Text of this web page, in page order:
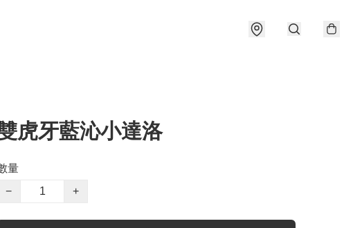
虎牙藍沁小達洛
量
−
+